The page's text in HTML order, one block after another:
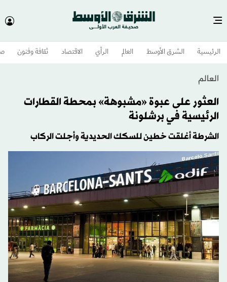
الرئيسية الشرق الأوسط​ العالم الرأي الاقتصاد ثقافة وفنون
العالم
العثور على عبوة «مشبوهة» بمحطة القطارات
الرئيسية في برشلونة
الشرطة أغلقت خطين للسكك الحديدية وأجلت الركاب